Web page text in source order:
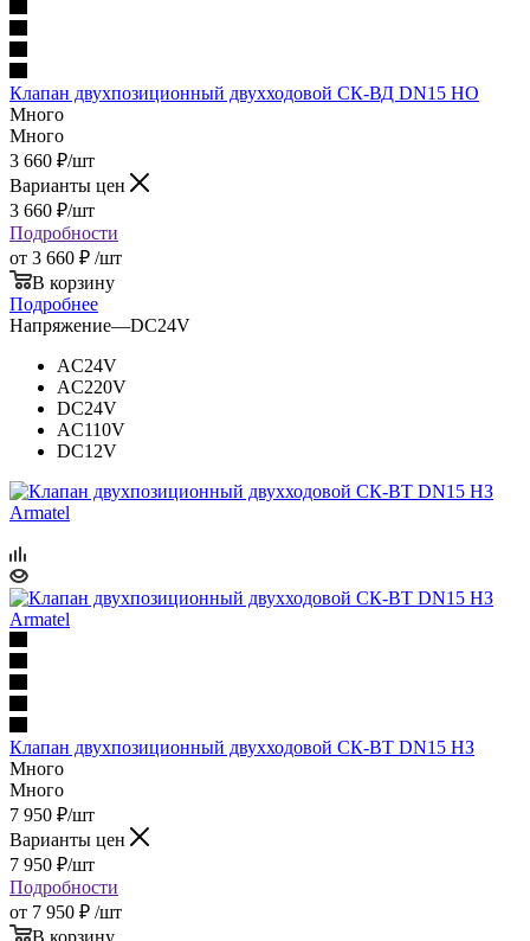
Клапан двухпозицион­ный двух­хо­до­вой СК-ВД DN15 НО
Много
Много
3 660 ₽/шт
Варианты цен
3 660 ₽/шт
Подробности
от 3 660 ₽ /шт
В корзину
Подробнее
Напряжение—DC24V
AC24V
AC220V
DC24V
AC110V
DC12V
Клапан двухпозицион­ный двух­хо­до­вой СК-ВТ DN15 НЗ
Много
Много
7 950 ₽/шт
Варианты цен
7 950 ₽/шт
Подробности
от 7 950 ₽ /шт
В корзину